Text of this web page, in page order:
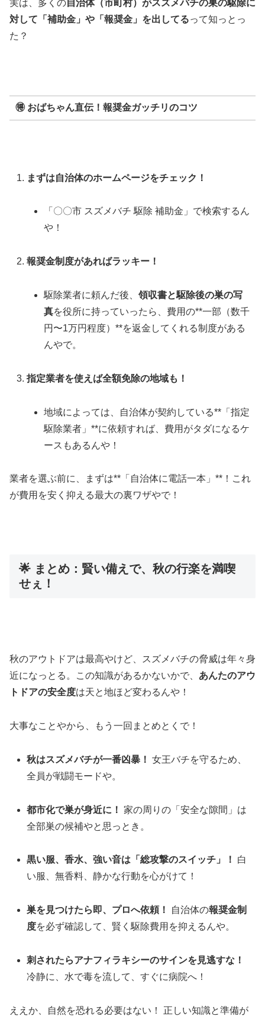
実は、多くの 自治体（市町村）がスズメバチの巣の駆除に
対して「補助金」や「報奨金」を出してるって知っとっ
た？
🉐 おばちゃん直伝！報奨金ガッチリのコツ
まずは自治体のホームページをチェック！
「〇〇市 スズメバチ 駆除 補助金」で検索するん
や！
報奨金制度があればラッキー！
駆除業者に頼んだ後、領収書と駆除後の巣の写
真を役所に持っていったら、費用の**一部（数千
円〜1万円程度）**を返金してくれる制度がある
んやで。
指定業者を使えば全額免除の地域も！
地域によっては、自治体が契約している**「指定
駆除業者」**に依頼すれば、費用がタダになるケ
ースもあるんや！
業者を選ぶ前に、まずは**「自治体に電話一本」**！これ
が費用を安く抑える最大の裏ワザやで！
🌟 まとめ：賢い備えで、秋の行楽を満喫
せぇ！
秋のアウトドアは最高やけど、スズメバチの脅威は年々身
近になっとる。この知識があるかないかで、 あんたのアウ
トドアの安全度は天と地ほど変わるんや！
大事なことやから、もう一回まとめとくで！
秋はスズメバチが一番凶暴！ 女王バチを守るため、
全員が戦闘モードや。
都市化で巣が身近に！ 家の周りの「安全な隙間」は
全部巣の候補やと思っとき。
黒い服、香水、強い音は「総攻撃のスイッチ」！
白
い服、無香料、静かな行動を心がけて！
巣を見つけたら即、プロへ依頼！ 自治体の報奨金制
度を必ず確認して、賢く駆除費用を抑えるんや。
刺されたらアナフィラキシーのサインを見逃すな！
冷静に、水で毒を流して、すぐに病院へ！
ええか、自然を恐れる必要はない！ 正しい知識と準備が